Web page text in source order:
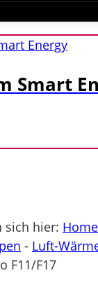
Smart
sich hier: Home
- Luft-
F11/F17